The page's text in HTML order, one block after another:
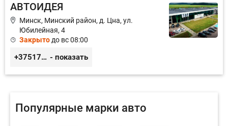
АВТОИДЕЯ
Минск, Минский район, д. Цна, ул.
Юбилейная, 4
Закрыто до вс 08:00
+375172320000 - показать
Популярные марки авто